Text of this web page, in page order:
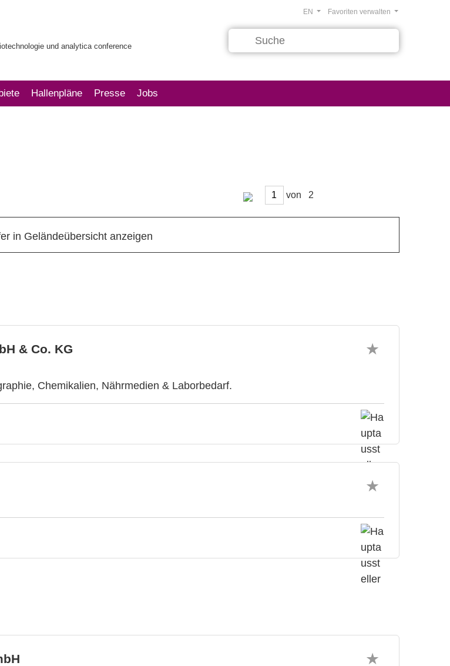
und analytica conference
Favoriten verwalten
EN
Hallenpläne Presse Jobs
von
in Geländeübersicht anzeigen
& Co. KG
Chemikalien, Nährmedien & Laborbedarf.